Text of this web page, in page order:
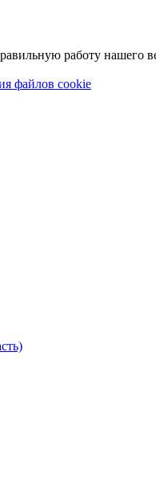
работу нашего
файлов cookie